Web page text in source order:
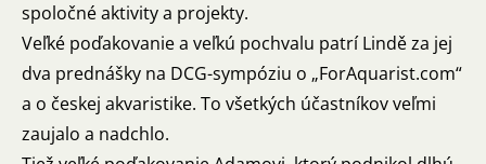
spoločné aktivity a projekty.
Veľké poďakovanie a veľkú pochvalu patrí Lindě za jej
dva prednášky na DCG-sympóziu o „ForAquarist.com“
a o českej akvaristike. To všetkých účastníkov veľmi
zaujalo a nadchlo.